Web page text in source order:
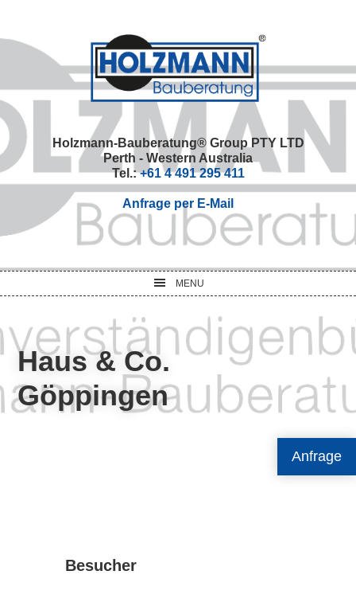
Anfrage
primary
primary
Holzmann-Bauberatung® Group PTY LTD
Perth - Western Australia
Tel.:+61 4 491 295 411
Anfrage per E-Mail
MENU
Haus & Co.
Göppingen
Besucher